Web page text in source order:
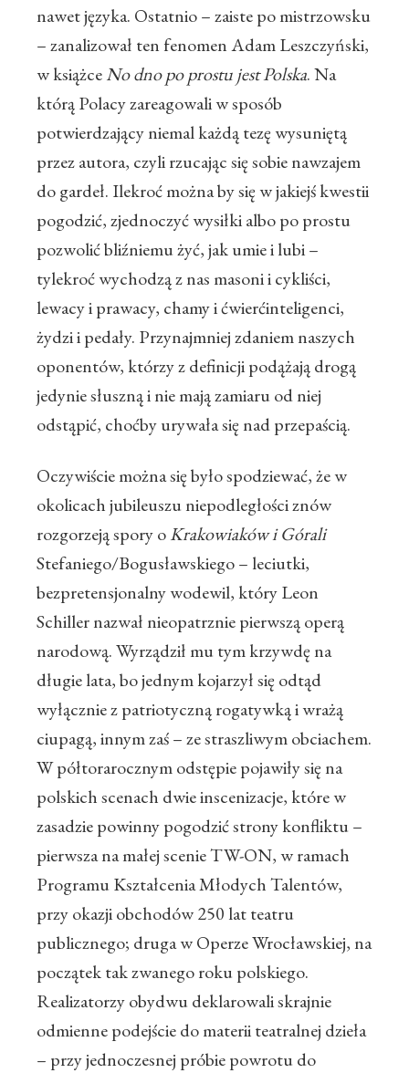
nawet języka. Ostatnio – zaiste po mistrzowsku
– zanalizował ten fenomen Adam Leszczyński,
w książceNo dno po prostu jest Polska. Na
którą Polacy zareagowali w sposób
potwierdzający niemal każdą tezę wysuniętą
przez autora, czyli rzucając się sobie nawzajem
do gardeł. Ilekroć można by się w jakiejś kwestii
pogodzić, zjednoczyć wysiłki albo po prostu
pozwolić bliźniemu żyć, jak umie i lubi –
tylekroć wychodzą z nas masoni i cykliści,
lewacy i prawacy, chamy i ćwierćinteligenci,
żydzi i pedały. Przynajmniej zdaniem naszych
oponentów, którzy z definicji podążają drogą
jedynie słuszną i nie mają zamiaru od niej
odstąpić, choćby urywała się nad przepaścią.
Oczywiście można się było spodziewać, że w
okolicach jubileuszu niepodległości znów
rozgorzeją spory oKrakowiaków i Górali
Stefaniego/Bogusławskiego – leciutki,
bezpretensjonalny wodewil, który Leon
Schiller nazwał nieopatrznie pierwszą operą
narodową. Wyrządził mu tym krzywdę na
długie lata, bo jednym kojarzył się odtąd
wyłącznie z patriotyczną rogatywką i wrażą
ciupagą, innym zaś – ze straszliwym obciachem.
W półtorarocznym odstępie pojawiły się na
polskich scenach dwie inscenizacje, które w
zasadzie powinny pogodzić strony konfliktu –
pierwsza na małej scenie TW-ON, w ramach
Programu Kształcenia Młodych Talentów,
przy okazji obchodów 250 lat teatru
publicznego; druga w Operze Wrocławskiej, na
początek tak zwanego roku polskiego.
Realizatorzy obydwu deklarowali skrajnie
odmienne podejście do materii teatralnej dzieła
– przy jednoczesnej próbie powrotu do